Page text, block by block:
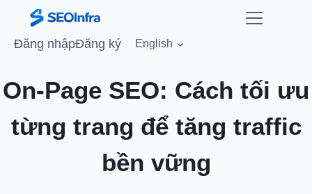
Đăng nhậpĐăng ký English
On-Page SEO: Cách tối ưu
từng trang để tăng traffic
bền vững